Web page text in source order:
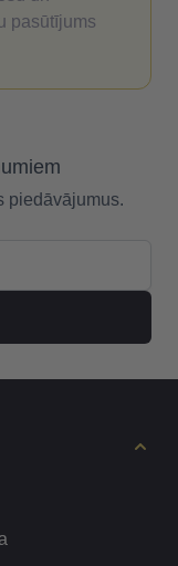
pasūtījums
piedāvājumus.